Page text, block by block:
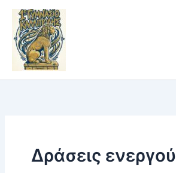
Skip
content
Δράσεις ενεργού